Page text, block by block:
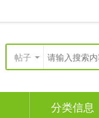
帖子
分类信息